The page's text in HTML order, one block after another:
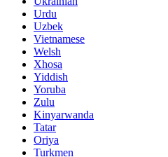
Urdu
Uzbek
Vietnamese
Welsh
Xhosa
Yiddish
Yoruba
Zulu
Kinyarwanda
Tatar
Oriya
Turkmen